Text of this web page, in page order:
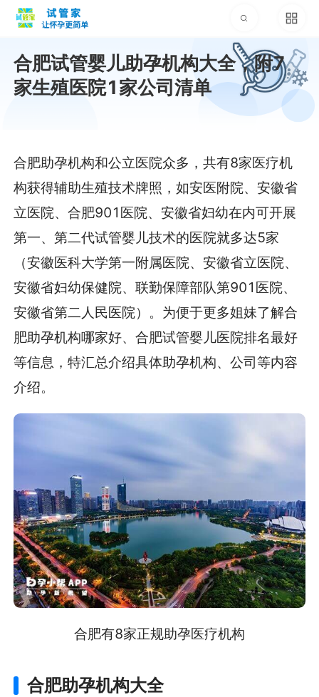
合肥试管婴儿助孕机构大全，附7
家生殖医院1家公司清单
合肥助孕机构和公立医院众多，共有8家医疗机
构获得辅助生殖技术牌照，如安医附院、安徽省
立医院、合肥901医院、安徽省妇幼在内可开展
第一、第二代试管婴儿技术的医院就多达5家
（安徽医科大学第一附属医院、安徽省立医院、
安徽省妇幼保健院、联勤保障部队第901医院、
安徽省第二人民医院）。为便于更多姐妹了解合
肥助孕机构哪家好、合肥试管婴儿医院排名最好
等信息，特汇总介绍具体助孕机构、公司等内容
介绍。
合肥有8家正规助孕医疗机构
合肥助孕机构大全